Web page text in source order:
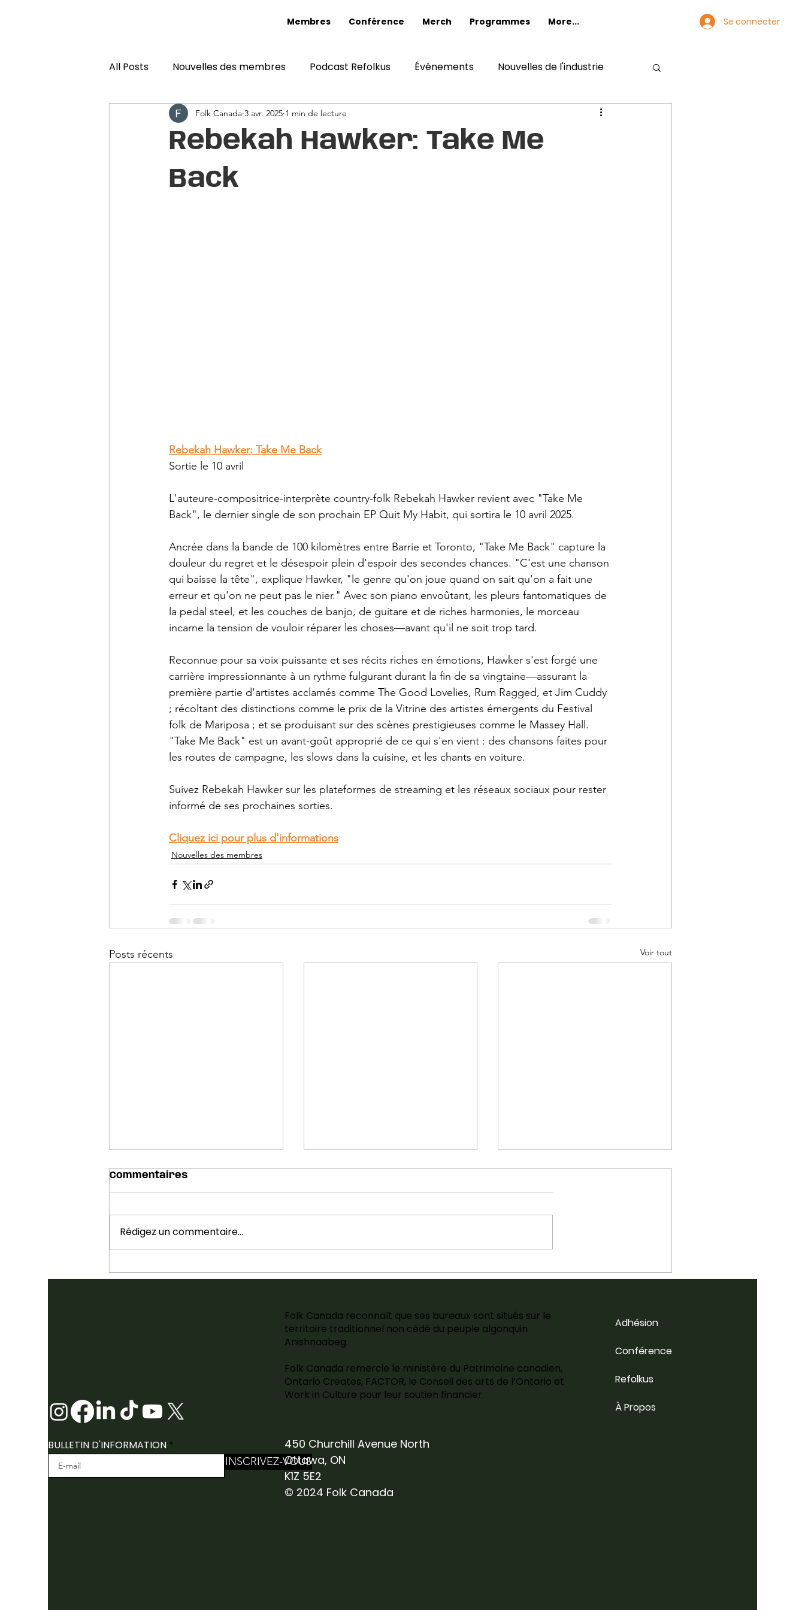
Membres Conférence Merch Programmes More... Se connecter
All Posts Nouvelles des membres Podcast Refolkus Événements Nouvelles de l'industrie
Rebekah Hawker: Take Me
Back
Folk Canada 3 avr. 2025 1 min de lecture
Rebekah Hawker: Take Me Back
Sortie le 10 avril
L'auteure-compositrice-interprète country-folk Rebekah Hawker revient avec "Take Me
Back", le dernier single de son prochain EP Quit My Habit, qui sortira le 10 avril 2025.
Ancrée dans la bande de 100 kilomètres entre Barrie et Toronto, "Take Me Back" capture la
douleur du regret et le désespoir plein d'espoir des secondes chances. "C'est une chanson
qui baisse la tête", explique Hawker, "le genre qu'on joue quand on sait qu'on a fait une
erreur et qu'on ne peut pas le nier." Avec son piano envoûtant, les pleurs fantomatiques de
la pedal steel, et les couches de banjo, de guitare et de riches harmonies, le morceau
incarne la tension de vouloir réparer les choses—avant qu'il ne soit trop tard.
Reconnue pour sa voix puissante et ses récits riches en émotions, Hawker s'est forgé une
carrière impressionnante à un rythme fulgurant durant la fin de sa vingtaine—assurant la
première partie d'artistes acclamés comme The Good Lovelies, Rum Ragged, et Jim Cuddy
; récoltant des distinctions comme le prix de la Vitrine des artistes émergents du Festival
folk de Mariposa ; et se produisant sur des scènes prestigieuses comme le Massey Hall.
"Take Me Back" est un avant-goût approprié de ce qui s'en vient : des chansons faites pour
les routes de campagne, les slows dans la cuisine, et les chants en voiture.
Suivez Rebekah Hawker sur les plateformes de streaming et les réseaux sociaux pour rester
informé de ses prochaines sorties.
Cliquez ici pour plus d'informations
Nouvelles des membres
Posts récents Voir tout
SONT DÉVOILÉS :
Élection 2026 – Conseil
and the Folk Alliance
Roe
Commentaires
Rédigez un commentaire...
BULLETIN D'INFORMATION
INSCRIVEZ-VOUS
Folk Canada reconnaît que ses bureaux sont situés sur le
territoire traditionnel non cédé du peuple algonquin
Anishnaabeg.
Folk Canada remercie le ministère du Patrimoine canadien,
Ontario Creates, FACTOR, le Conseil des arts de l’Ontario et
Work in Culture pour leur soutien financier.
450 Churchill Avenue North
Ottawa, ON
K1Z 5E2
© 2024 Folk Canada
Adhésion
Conférence
Refolkus
À Propos